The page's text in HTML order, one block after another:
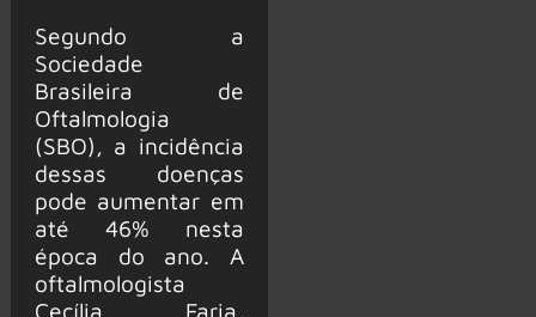
Segundo a
Sociedade
Brasileira de
Oftalmologia
(SBO), a incidência
dessas doenças
pode aumentar em
até 46% nesta
época do ano. A
oftalmologista
Cecília Faria,